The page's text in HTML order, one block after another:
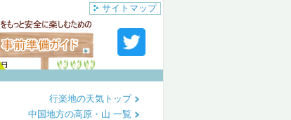
サイトマップ
行楽地の天気トップ
中国地方の高原・山 一覧